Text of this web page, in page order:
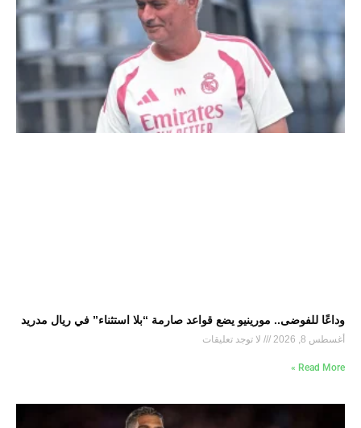
وداعًا للفوضى.. مورينيو يضع قواعد صارمة “بلا استثناء” في ريال مدريد
أغسطس 8, 2026 لا توجد تعليقات
Read More »